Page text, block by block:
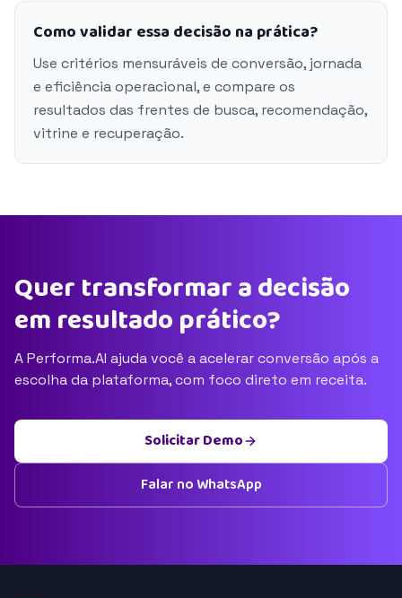
Como validar essa decisão na prática?
Use critérios mensuráveis de conversão, jornada
e eficiência operacional, e compare os
resultados das frentes de busca, recomendação,
vitrine e recuperação.
Quer transformar a decisão
em resultado prático?
A Performa.AI ajuda você a acelerar conversão após a
escolha da plataforma, com foco direto em receita.
Solicitar Demo
Falar no WhatsApp